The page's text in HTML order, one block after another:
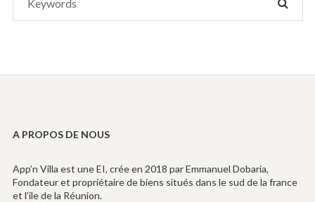
A PROPOS DE NOUS
App’n Villa est une EI, crée en 2018 par Emmanuel Dobaria,
Fondateur et propriétaire de biens situés dans le sud de la france
et l’ile de la Réunion.